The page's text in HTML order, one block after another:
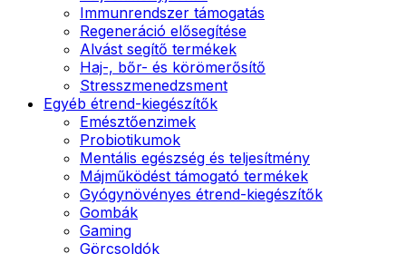
Immunrendszer támogatás
Regeneráció elősegítése
Alvást segítő termékek
Haj-, bőr- és körömerősítő
Stresszmenedzsment
Egyéb étrend-kiegészítők
Emésztőenzimek
Probiotikumok
Mentális egészség és teljesítmény
Májműködést támogató termékek
Gyógynövényes étrend-kiegészítők
Gombák
Gaming
Görcsoldók